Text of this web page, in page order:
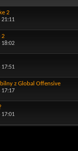
2
21:11
2
18:02
17:51
z Global Offensive
17:17
17:01